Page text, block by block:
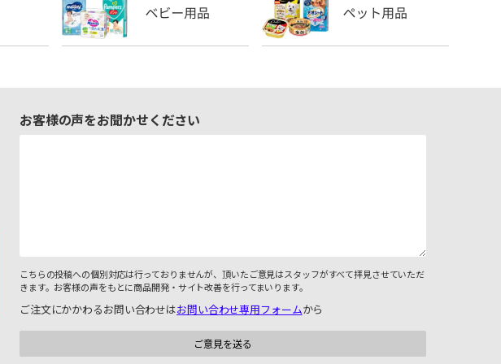
お客様の声をお聞かせください
こちらの投稿への個別対応は行っておりませんが、頂いたご意見はスタッフがすべて拝見させていただ
きます。お客様の声をもとに商品開発・サイト改善を行ってまいります。
ご注文にかかわるお問い合わせはお問い合わせ専用フォームから